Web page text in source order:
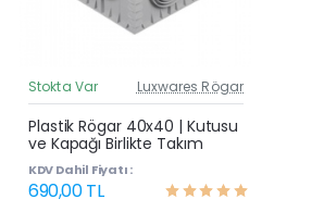
Güncel Fiyat
Çok Satan
Stokta Var Luxwares Rögar
Plastik Rögar 40x40 | Kutusu
ve Kapağı Birlikte Takım
KDV Dahil Fiyatı :
690,00 TL